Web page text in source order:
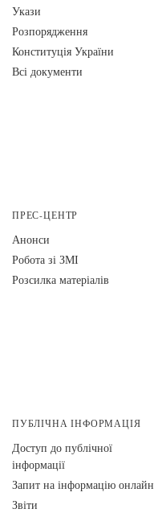
Укази
Розпорядження
Конституція України
Всі документи
ПРЕС-ЦЕНТР
Анонси
Робота зі ЗМІ
Розсилка матеріалів
ПУБЛІЧНА ІНФОРМАЦІЯ
Доступ до публічної
інформації
Запит на інформацію онлайн
Звіти